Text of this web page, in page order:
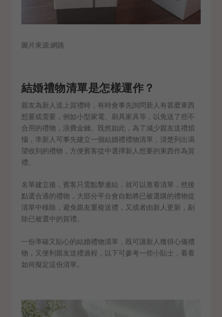
圖片來源:網路
結婚禮物清單是怎樣運作？
親友為新人送上賀禮時，有時會事先詢問新人有甚麼東西
想要或需要，例如小型家電、廚具家具等，以免送了些不
合用的禮物，浪費金錢。既然如此，為了減少親友送禮煩
惱，準新人可事先建立一個結婚禮禮物清單，清楚列出渴
望收到的禮物，方便賓客從中選擇新人想要的東西作為賀
禮。
名單建立後，賓客只需點擊連結，就可以查看清單，然後
點選合適的禮物，大部分平台會自動將已被選購的禮物從
清單中移除，避免親友重複送禮，又或者由新人更新，剔
除已被選中的賀禮。
一份準確又貼心的結婚禮物清單，既可讓新人獲得心儀禮
物，又便利親友送禮過程，以下可參考一些小貼士，看看
如何擬定這份清單。